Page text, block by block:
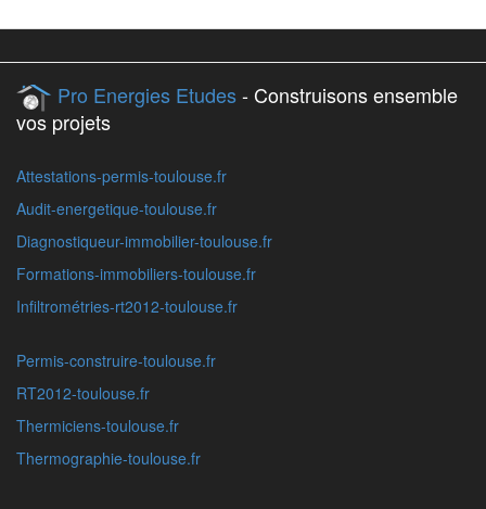
Pro Energies Etudes- Construisons ensemble
vos projets
Attestations-permis-toulouse.fr
Audit-energetique-toulouse.fr
Diagnostiqueur-immobilier-toulouse.fr
Formations-immobiliers-toulouse.fr
Infiltrométries-rt2012-toulouse.fr
Permis-construire-toulouse.fr
RT2012-toulouse.fr
Thermiciens-toulouse.fr
Thermographie-toulouse.fr